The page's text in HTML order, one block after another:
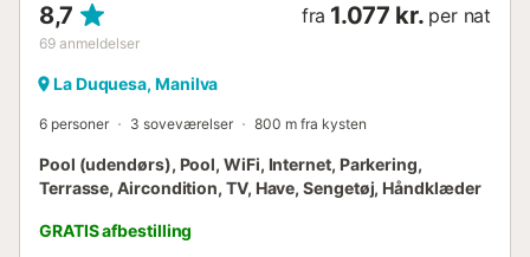
8,7
69 anmeldelser
fra 1.077 kr. per nat
La Duquesa, Manilva
6 personer 3 soveværelser 800 m fra kysten
Pool (udendørs), Pool, WiFi, Internet, Parkering,
Terrasse, Aircondition, TV, Have, Sengetøj, Håndklæder
GRATIS afbestilling